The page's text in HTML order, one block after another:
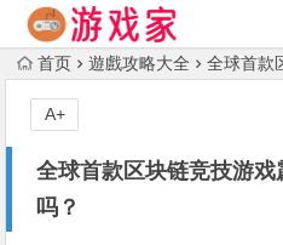
首页 遊戲攻略大全 全球首款区
全球首款区块链竞技游
吗？
A+